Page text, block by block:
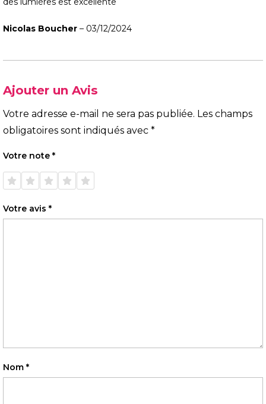
Nicolas Boucher – 03/12/2024
Ajouter un Avis
Votre adresse e-mail ne sera pas publiée. Les champs
obligatoires sont indiqués avec *
Votre note *
1 étoile
sur 5
2 étoiles
sur 5
3 étoiles
sur 5
4 étoiles
sur 5
5 étoiles
sur 5
Votre avis *
Nom *